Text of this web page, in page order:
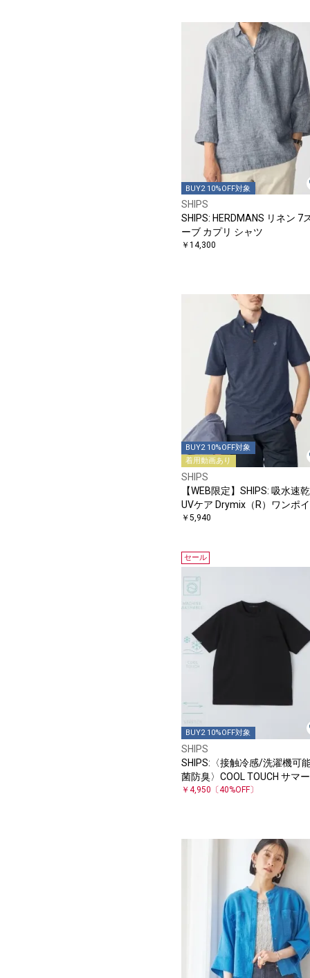
BUY2 10%OFF対象
SHIPS
SHIPS: HERDMANS リネン 7
ーブ カプリ シャツ
￥14,300
BUY2 10%OFF対象
着用動画あり
SHIPS
【WEB限定】SHIPS: 吸水速
UVケア Drymix（R）ワンポ
トロゴ ボタンダウン ポロシ
￥5,940
セール
BUY2 10%OFF対象
SHIPS
SHIPS:〈接触冷感/洗濯機可
菌防臭〉COOL TOUCH サマ
シャツ
￥4,950 〔40%OFF〕